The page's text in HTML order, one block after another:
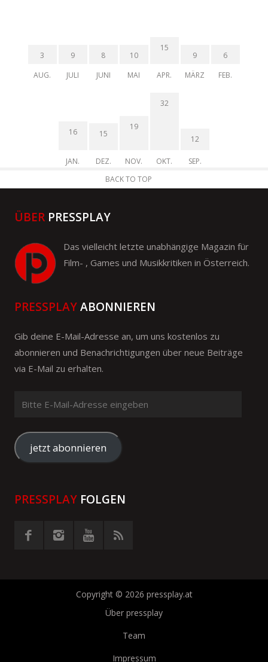
3
AUG.
9
JULI
8
JUNI
10
MAI
15
APR.
9
MÄRZ
6
FEB.
16
JAN.
15
DEZ.
19
NOV.
32
OKT.
12
SEP.
BACK TO TOP
ÜBER PRESSPLAY
Das vielleicht letzte unabhängige Magazin für
Film- , Games und Musikkritiken in Österreich.
PRESSPLAYABONNIEREN
Gib deine E-Mail-Adresse an, um uns kostenlos zu
abonnieren und Benachrichtigungen über neue Beiträge
via E-Mail zu erhalten.
Mail-
Adresse
eingeben
jetzt abonnieren
PRESSPLAY FOLGEN
Copyright © 2026 pressplay.at
Über pressplay
Team
Impressum